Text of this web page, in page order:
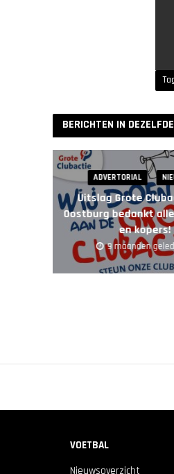
BERICHTEN IN
ADVERTORIAL
Uitslag Grote
Oostburg bedankt
en kopers!
9 maanden
VOETBAL
Nieuwsoverzicht